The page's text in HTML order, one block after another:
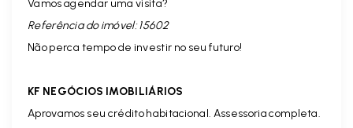
Vamos agendar uma visita?
Referência do imóvel: 15602
Não perca tempo de investir no seu futuro!
KF NEGÓCIOS IMOBILIÁRIOS
Aprovamos seu crédito habitacional. Assessoria completa.